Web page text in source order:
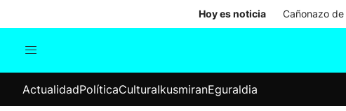
Hoy es noticia Cañonazo
Elecciones
ActualidadPolíticaCulturaIkusmiranEguraldia